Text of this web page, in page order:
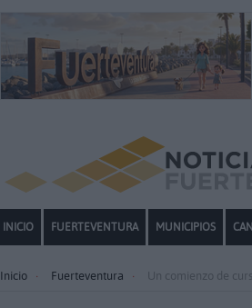
INICIO FUERTEVENTURA MUNICIPIOS
Inicio Fuerteventura Un comienzo de